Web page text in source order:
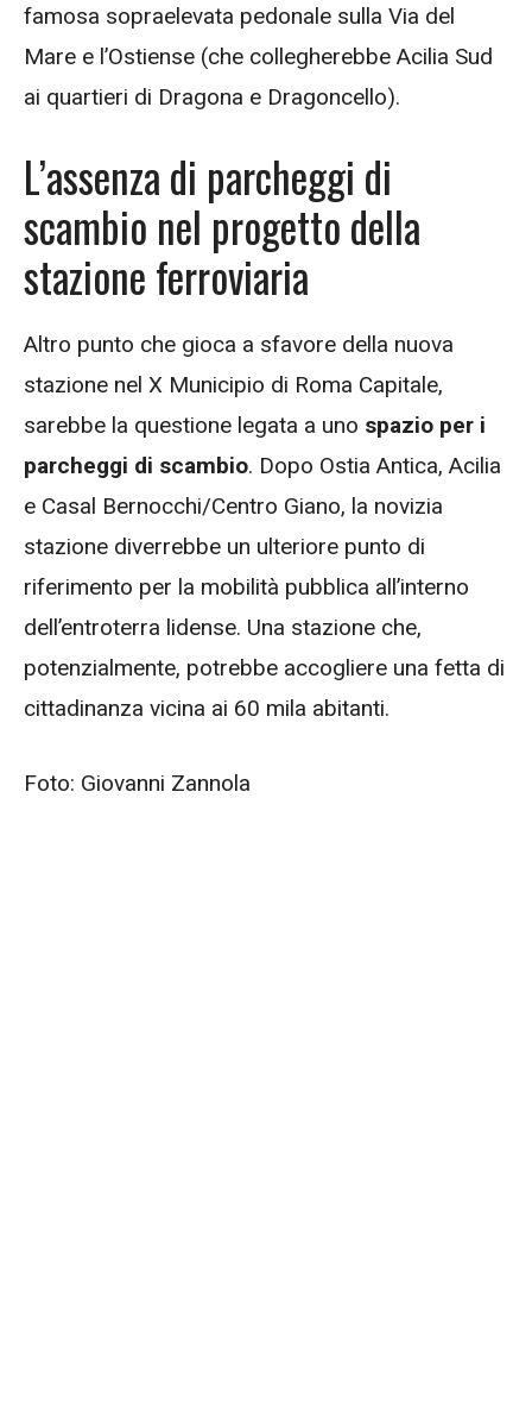
famosa sopraelevata pedonale sulla Via del
Mare e l’Ostiense (che collegherebbe Acilia Sud
ai quartieri di Dragona e Dragoncello).
L’assenza di parcheggi di
scambio nel progetto della
stazione ferroviaria
Altro punto che gioca a sfavore della nuova
stazione nel X Municipio di Roma Capitale,
sarebbe la questione legata a uno spazio per i
parcheggi di scambio. Dopo Ostia Antica, Acilia
e Casal Bernocchi/Centro Giano, la novizia
stazione diverrebbe un ulteriore punto di
riferimento per la mobilità pubblica all’interno
dell’entroterra lidense. Una stazione che,
potenzialmente, potrebbe accogliere una fetta di
cittadinanza vicina ai 60 mila abitanti.
Foto: Giovanni Zannola